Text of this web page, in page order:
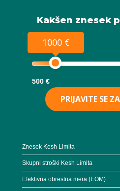
Kakšen znesek
1000 €
500 €
PRIJAVITE SE ZA
Znesek Kesh Limita
Skupni stroški Kesh Limita
Efektivna obrestna mera (EOM)